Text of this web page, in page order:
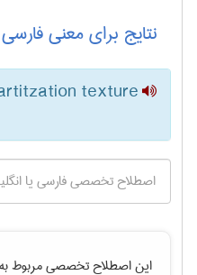
نتایج برای معنی فارسی martitzation texture
texture
این اصطلاح تخصصی مربوط